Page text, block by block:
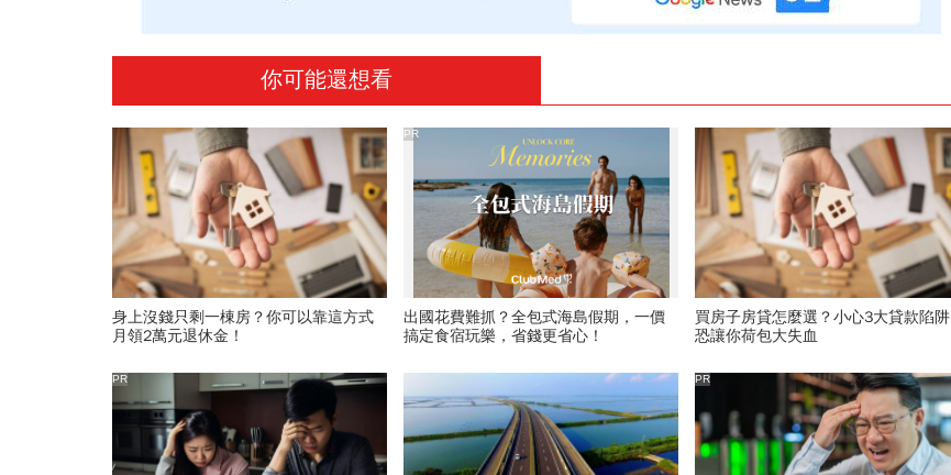
你可能還想看
身上沒錢只剩一棟房？你可以靠這方式
月領2萬元退休金！
出國花費難抓？全包式海島假期，一價
搞定食宿玩樂，省錢更省心！
PR
買房子房貸怎麼選？小心3大貸款陷阱
恐讓你荷包大失血
PR PR